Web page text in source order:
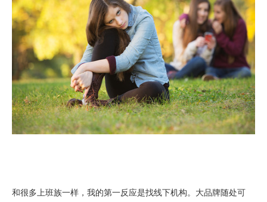
和很多上班族一样，我的第一反应是找线下机构。大品牌随处可